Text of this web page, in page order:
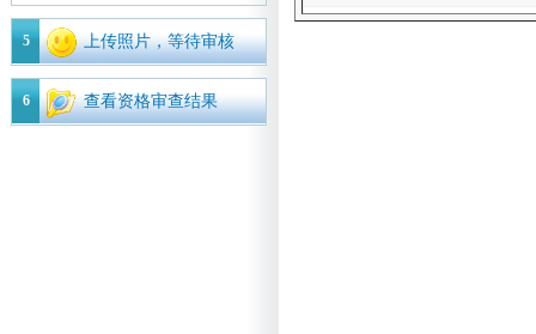
5 上传照片，等待审核
6 查看资格审查结果